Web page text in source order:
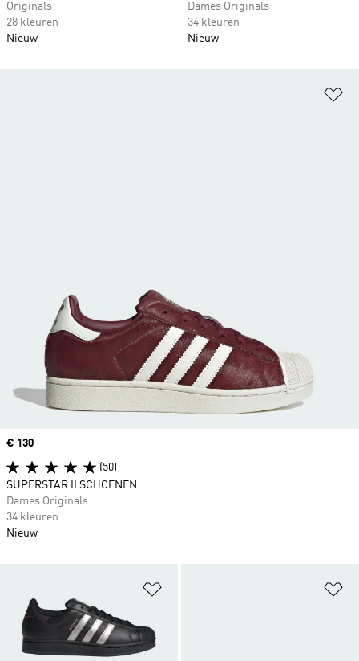
Originals
28 kleuren
Nieuw
Dames Originals
34 kleuren
Nieuw
Price
€ 130
(50)
SUPERSTAR II SCHOENEN
Dames Originals
34 kleuren
Nieuw